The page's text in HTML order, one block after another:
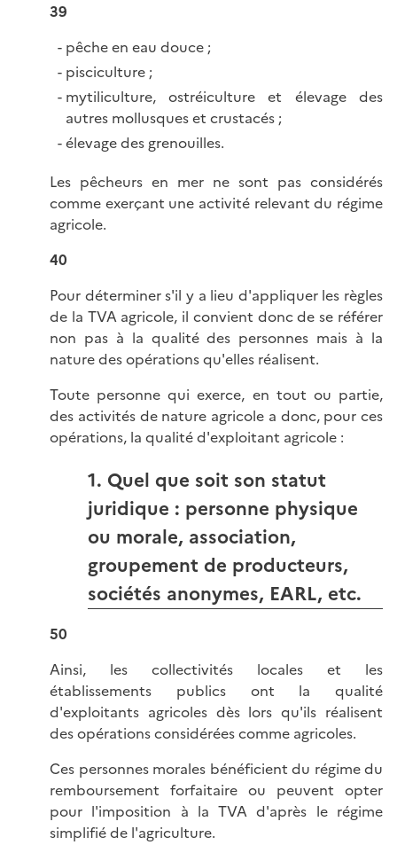
39
pêche en eau douce ;
pisciculture ;
mytiliculture, ostréiculture et élevage des
autres mollusques et crustacés ;
élevage des grenouilles.
Les pêcheurs en mer ne sont pas considérés
comme exerçant une activité relevant du régime
agricole.
40
Pour déterminer s'il y a lieu d'appliquer les règles
de la TVA agricole, il convient donc de se référer
non pas à la qualité des personnes mais à la
nature des opérations qu'elles réalisent.
Toute personne qui exerce, en tout ou partie,
des activités de nature agricole a donc, pour ces
opérations, la qualité d'exploitant agricole :
1. Quel que soit son statut
juridique : personne physique
ou morale, association,
groupement de producteurs,
sociétés anonymes, EARL, etc.
50
Ainsi, les collectivités locales et les
établissements publics ont la qualité
d'exploitants agricoles dès lors qu'ils réalisent
des opérations considérées comme agricoles.
Ces personnes morales bénéficient du régime du
remboursement forfaitaire ou peuvent opter
pour l'imposition à la TVA d'après le régime
simplifié de l'agriculture.